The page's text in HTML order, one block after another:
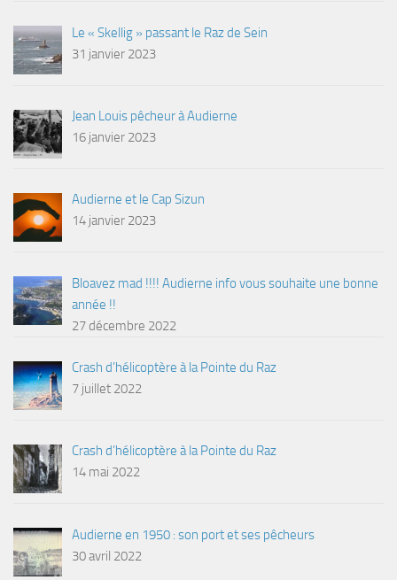
Le « Skellig » passant le Raz de Sein
31 janvier 2023
Jean Louis pêcheur à Audierne
16 janvier 2023
Audierne et le Cap Sizun
14 janvier 2023
Bloavez mad !!!! Audierne info vous souhaite une bonne
année !!
27 décembre 2022
Crash d’hélicoptère à la Pointe du Raz
7 juillet 2022
Crash d’hélicoptère à la Pointe du Raz
14 mai 2022
Audierne en 1950 : son port et ses pêcheurs
30 avril 2022